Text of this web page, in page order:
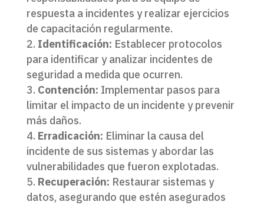
respuesta a incidentes y realizar ejercicios
de capacitación regularmente.
Identificación: Establecer protocolos
para identificar y analizar incidentes de
seguridad a medida que ocurren.
Contención: Implementar pasos para
limitar el impacto de un incidente y prevenir
más daños.
Erradicación: Eliminar la causa del
incidente de sus sistemas y abordar las
vulnerabilidades que fueron explotadas.
Recuperación: Restaurar sistemas y
datos, asegurando que estén asegurados